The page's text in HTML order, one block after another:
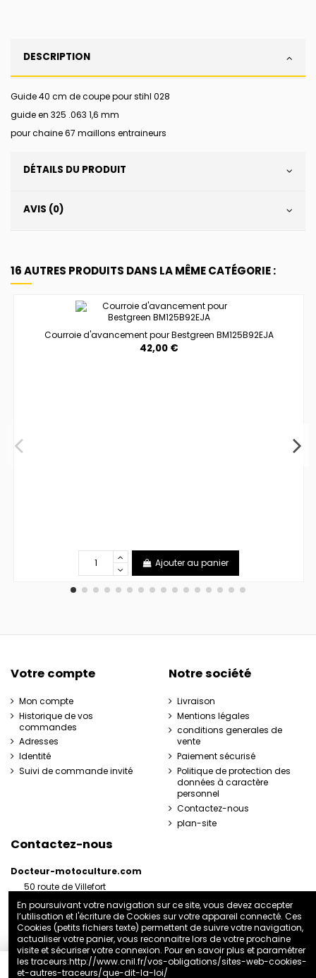
DESCRIPTION
Guide 40 cm de coupe pour stihl 028
guide en 325 .063 1,6 mm
pour chaine 67 maillons entraineurs
DÉTAILS DU PRODUIT
AVIS (0)
16 AUTRES PRODUITS DANS LA MÊME CATÉGORIE :
Courroie d'avancement pour Bestgreen BM125B92EJA
42,00 €
Ajouter au panier
Votre compte
Mon compte
Historique de vos
commandes
Adresses
Identité
Suivi de commande invité
Notre société
Livraison
Mentions légales
conditions generales de
vente
Paiement sécurisé
Politique de protection des
données à caractère
personnel
Contactez-nous
plan-site
Contactez-nous
Docteur-motoculture.com
50 route de Villefort
France
06 35 41 62 07
docteurmotoculture2@gmail.com
En poursuivant votre navigation sur ce site, vous devez accepter
l’utilisation et l'écriture de Cookies sur votre appareil connecté. Ces
Cookies (petits fichiers texte) permettent de suivre votre navigation,
actualiser votre panier, vous reconnaitre lors de votre prochaine
visite et sécuriser votre connexion. Pour en savoir plus et paramétrer
les traceurs:http://www.cnil.fr/vos-obligations/sites-web-cookies-
et-autres-traceurs/que-dit-la-loi/